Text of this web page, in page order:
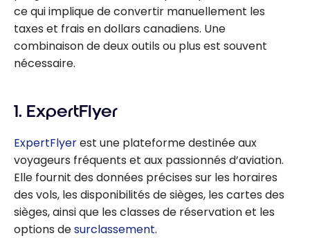
ce qui implique de convertir manuellement les
taxes et frais en dollars canadiens. Une
combinaison de deux outils ou plus est souvent
nécessaire.
1. ExpertFlyer
ExpertFlyerest une plateforme destinée aux
voyageurs fréquents et aux passionnés d’aviation.
Elle fournit des données précises sur les horaires
des vols, les disponibilités de sièges, les cartes des
sièges, ainsi que les classes de réservation et les
options desurclassement.